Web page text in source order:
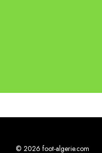
© 2026 foot-algerie.com